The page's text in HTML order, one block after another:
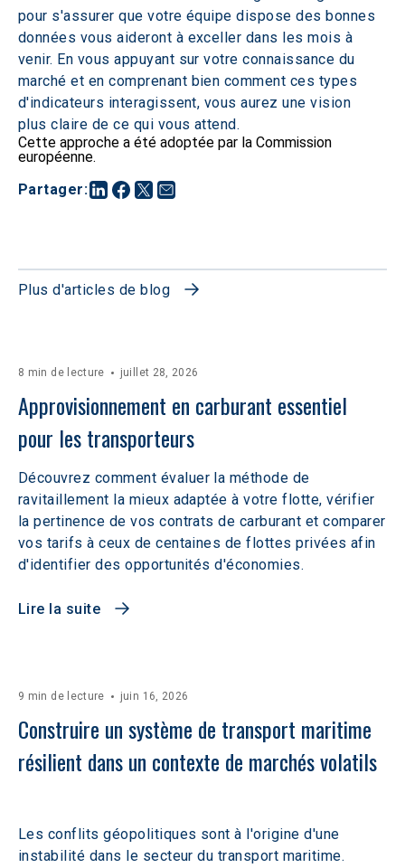
Partager:
pour s'assurer que votre équipe dispose des bonnes
données vous aideront à exceller dans les mois à
venir. En vous appuyant sur votre connaissance du
marché et en comprenant bien comment ces types
d'indicateurs interagissent, vous aurez une vision
plus claire de ce qui vous attend.
Cette approche a été adoptée par la Commission
européenne.
Plus d'articles de blog
8 min de lecture juillet 28, 2026
Approvisionnement en carburant essentiel
pour les transporteurs
Découvrez comment évaluer la méthode de
ravitaillement la mieux adaptée à votre flotte, vérifier
la pertinence de vos contrats de carburant et comparer
vos tarifs à ceux de centaines de flottes privées afin
d'identifier des opportunités d'économies.
Lire la suite
9 min de lecture juin 16, 2026
Construire un système de transport maritime
résilient dans un contexte de marchés volatils
Les conflits géopolitiques sont à l'origine d'une
instabilité dans le secteur du transport maritime.